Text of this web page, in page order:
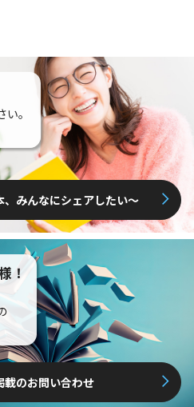
。
、みんなにシェアしたい〜
！
載のお問い合わせ